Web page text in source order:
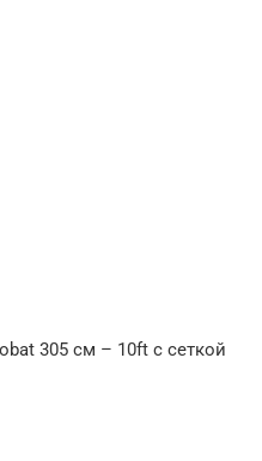
305 см – 10ft с сеткой